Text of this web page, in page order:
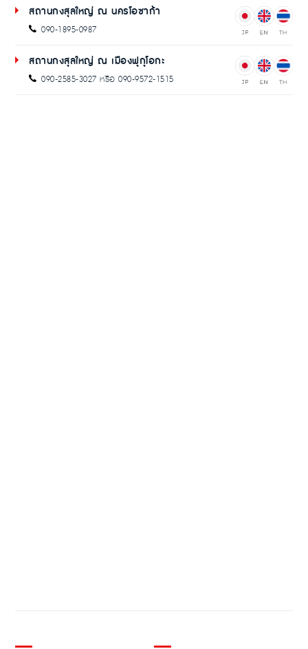
สถานกงสุลใหญ่ ณ นครโอซาก้า
090-1895-0987
สถานกงสุลใหญ่ ณ เมืองฟุกุโอกะ
090-2585-3027 หรือ 090-9572-1515